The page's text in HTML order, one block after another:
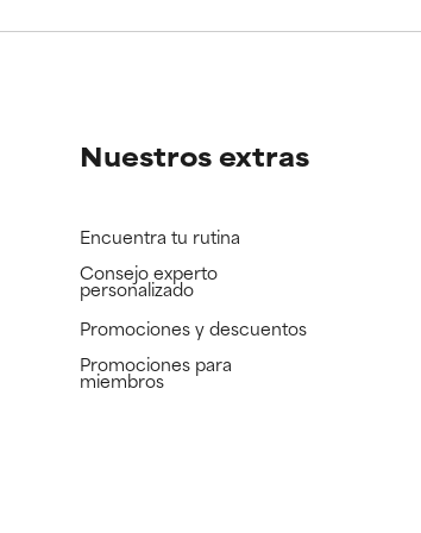
Nuestros extras
Encuentra tu rutina
Consejo experto
personalizado
Promociones y descuentos​
Promociones para
miembros